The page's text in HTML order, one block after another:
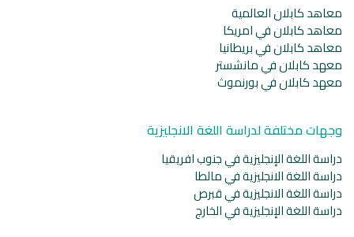
معاهد كابلان العالمية
معاهد كابلان في امريكا
معاهد كابلان في بريطانيا
معهد كابلان في مانشستر
معهد كابلان في بورنموث
وجهات مختلفة لدراسة اللغة الانجليزية
دراسة اللغة الإنجليزية في جنوب افريقيا
دراسة اللغة الانجليزية في مالطا
دراسة اللغة الانجليزية في قبرص
دراسة اللغة الإنجليزية في الخارج